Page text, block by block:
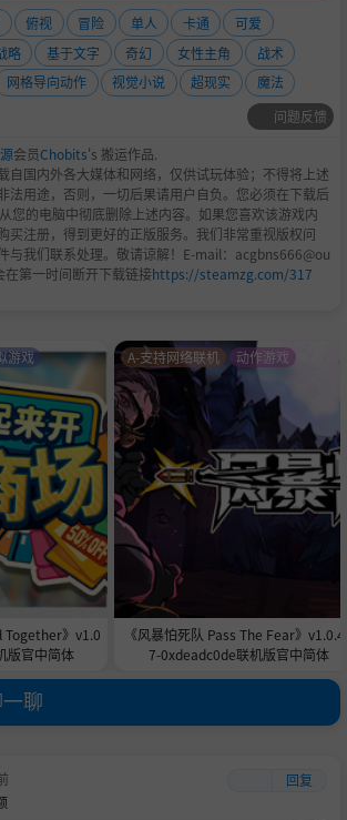
俯视 冒险 单人 卡通
可爱
略 基于文字 奇幻 女性主角
战术
网格导向动作 视觉小说 超现实
魔法
问题反馈
会员Chobits's 搬运作品.
自国内外各大媒体和网络，仅供试玩体验；不得将上述
法用途，否则，一切后果请用户自负。您必须在下载后
您的电脑中彻底删除上述内容。如果您喜欢该游戏内
买注册，得到更好的正版服务。我们非常重视版权问
与我们联系处理。敬请谅解！E-mail：acgbns666@ou
第一时间断开下载链接https://steamzg.com/317
Together》v1.0
版官中简体
游戏
《风暴怕死队 Pass The Fear》
7-0xdeadc0de联机版官中简体
A-支持网络联机 动作游戏
聊
回复